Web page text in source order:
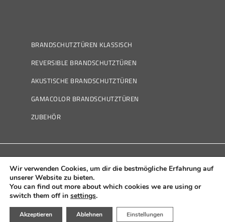
BRANDSCHUTZTÜREN KLASSISCH
REVERSIBLE BRANDSCHUTZTÜREN
AKUSTISCHE BRANDSCHUTZTÜREN
GAMACOLOR BRANDSCHUTZTÜREN
ZUBEHÖR
Política de Cookies |Política de Privacidad|Aviso
Legal|Canal Ético
Wir verwenden Cookies, um dir die bestmögliche Erfahrung auf
unserer Website zu bieten.
You can find out more about which cookies we are using or
switch them off in settings.
Akzeptieren Ablehnen Einstellungen